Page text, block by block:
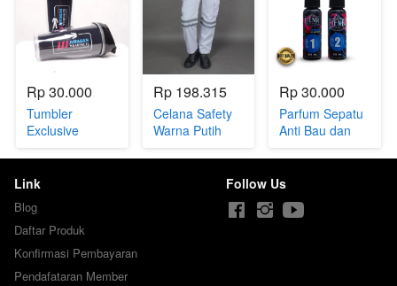
Rp 30.000
Tumbler
Exclusive
Wearfacts
Rp 198.315
Celana Safety
Warna Putih
Rp 30.000
Parfum Sepatu
Anti Bau dan
Link
Blog
Daftar Produk
Konfirmasi Pembayaran
Pendafataran Member
Follow Us